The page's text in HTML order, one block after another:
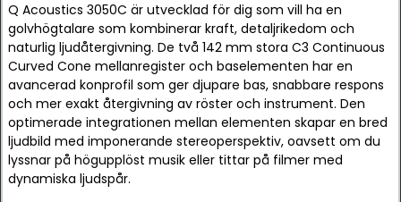
Q Acoustics 3050C är utvecklad för dig som vill ha en
golvhögtalare som kombinerar kraft, detaljrikedom och
naturlig ljudåtergivning. De två 142 mm stora C3 Continuous
Curved Cone mellanregister och baselementen har en
avancerad konprofil som ger djupare bas, snabbare respons
och mer exakt återgivning av röster och instrument. Den
optimerade integrationen mellan elementen skapar en bred
ljudbild med imponerande stereoperspektiv, oavsett om du
lyssnar på högupplöst musik eller tittar på filmer med
dynamiska ljudspår.